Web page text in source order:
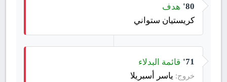
80' هدف
كريستيان ستواني
71' قائمة البدلاء
خروج: ياسر أسبريلا